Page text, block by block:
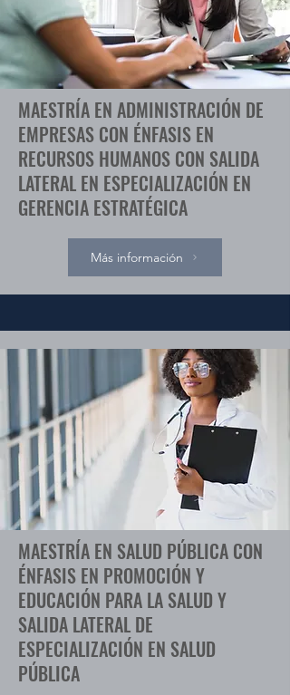
MAESTRÍA EN ADMINISTRACIÓN DE
EMPRESAS CON ÉNFASIS EN
RECURSOS HUMANOS CON SALIDA
LATERAL EN ESPECIALIZACIÓN EN
GERENCIA ESTRATÉGICA
Más información
MAESTRÍA EN SALUD PÚBLICA CON
ÉNFASIS EN PROMOCIÓN Y
EDUCACIÓN PARA LA SALUD Y
SALIDA LATERAL DE
ESPECIALIZACIÓN EN SALUD
PÚBLICA